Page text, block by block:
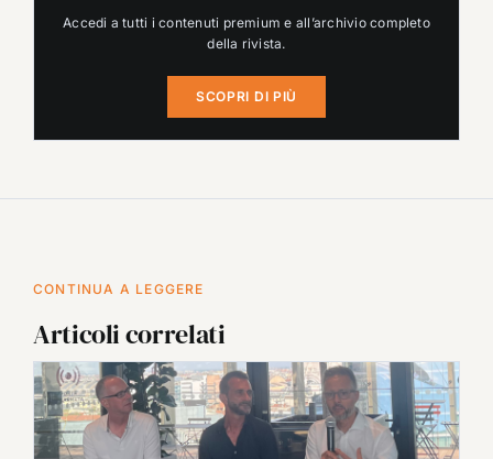
Accedi a tutti i contenuti premium e all’archivio completo
della rivista.
SCOPRI DI PIÙ
CONTINUA A LEGGERE
Articoli correlati